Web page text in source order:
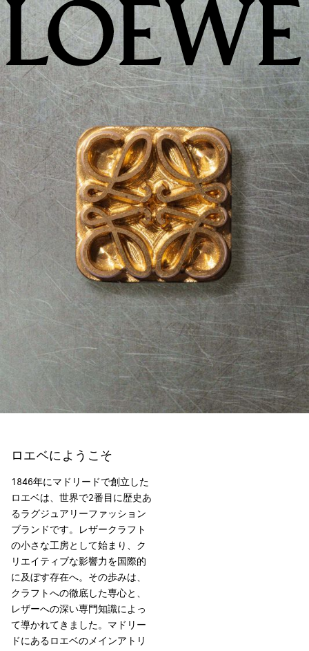
LOEWE
ロエベにようこそ
1846年にマドリードで創立した
ロエベは、世界で2番目に歴史あ
るラグジュアリーファッション
ブランドです。レザークラフト
の小さな工房として始まり、ク
リエイティブな影響力を国際的
に及ぼす存在へ。その歩みは、
クラフトへの徹底した専心と、
レザーへの深い専門知識によっ
て導かれてきました。マドリー
ドにあるロエベのメインアトリ